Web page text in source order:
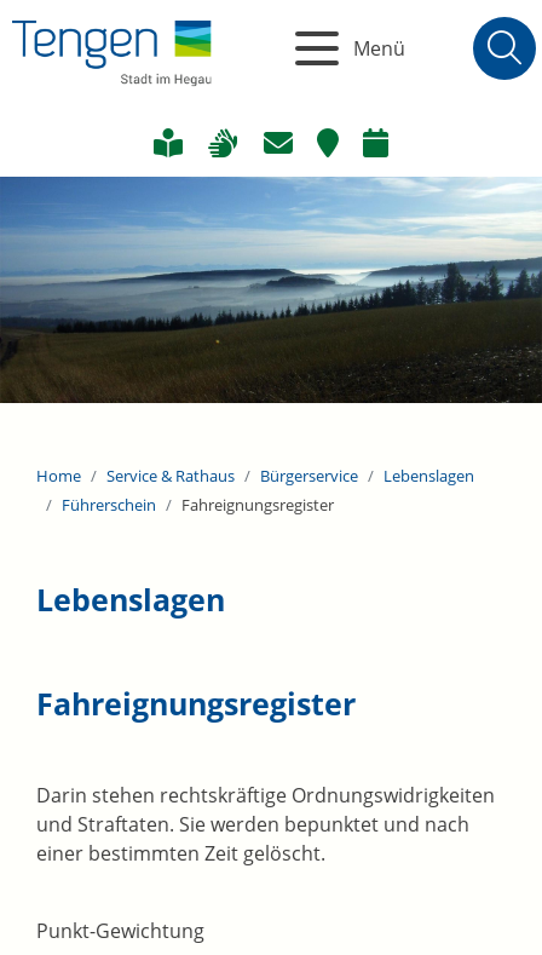
Menü
Home Service & Rathaus Bürgerservice
Lebenslagen
Führerschein
Fahreignungsregister
Lebenslagen
Fahreignungsregister
Darin stehen rechtskräftige Ordnungswidrigkeiten
und Straftaten. Sie werden bepunktet und nach
einer bestimmten Zeit gelöscht.
Punkt-Gewichtung